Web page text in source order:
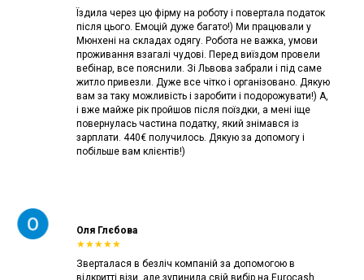
Їздила через цю фірму на роботу і повертала податок
після цього. Емоцій дуже багато!) Ми працювали у
Мюнхені на складах одягу. Робота не важка, умови
проживання взагалі чудові. Перед виїздом провели
вебінар, все пояснили. Зі Львова забрали і під саме
житло привезли. Дуже все чітко і організовано. Дякую
вам за таку можливість і заробити і подорожувати!) А,
і вже майже рік пройшов після поїздки, а мені іще
повернулась частина податку, який знімався із
зарплати. 440€ получилось. Дякую за допомогу і
побільше вам клієнтів!)
Оля Глєбова
★★★★★
Зверталася в безліч компаній за допомогою в
відкритті візи, але зупинила свій вибір на Eurocash